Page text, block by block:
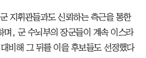
지휘관들과도 신뢰하는 측근을 통한
며, 군 수뇌부의 장군들이 계속 이스라
비해 그 뒤를 이을 후보들도 선정했다